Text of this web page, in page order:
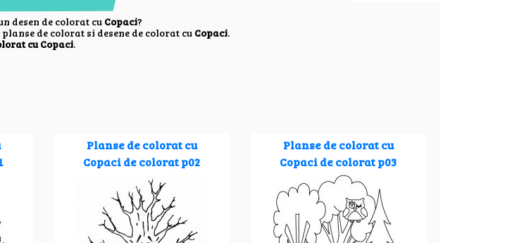
desen de colorat cu Copaci?
de colorat si desene de colorat cu Copaci.
cu Copaci.
Planse de colorat cu
Copaci de colorat p02
Planse de colorat cu
Copaci de colorat p03